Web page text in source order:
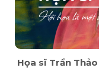
Họa sĩ Trần